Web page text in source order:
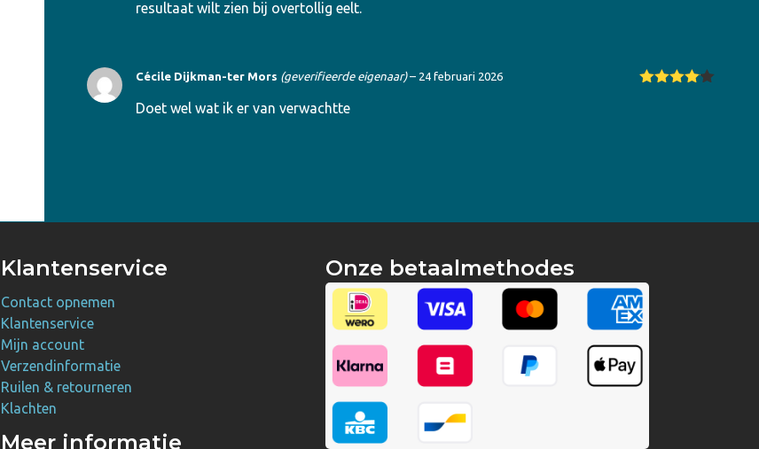
resultaat wilt zien bij overtollig eelt.
Cécile Dijkman-ter Mors (geverifieerde eigenaar) – 24 februari 2026
Doet wel wat ik er van verwachtte
Klantenservice
Contact opnemen
Klantenservice
Mijn account
Verzendinformatie
Ruilen & retourneren
Klachten
Meer informatie
Onze betaalmethodes